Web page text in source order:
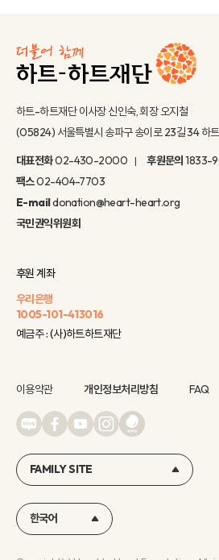
하트-하트재단 이사장 신인숙, 회장 오지철
(05824) 서울특별시 송파구 송이로 23길 34 하
대표전화02-430-2000 후원문의1833-
팩스02-404-7703
E-maildonation@heart-heart.org
국민권익위원회
후원 계좌
우리은행
1005-101-413016
예금주 : (사)하트하트재단
이용약관 개인정보처리방침 FAQ
FAMILY SITE
한국어